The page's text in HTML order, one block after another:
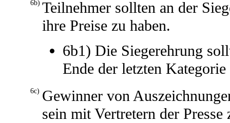
6b) Teilnehmer sollten an der
ihre Preise zu haben.
6b1) Die Siegerehrung
Ende der letzten
6c) Gewinner von
sein mit Vertretern der Presse